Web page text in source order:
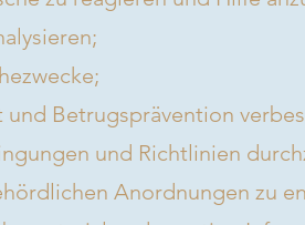
Betrugsprävention
und Richtlinien
Anordnungen zu